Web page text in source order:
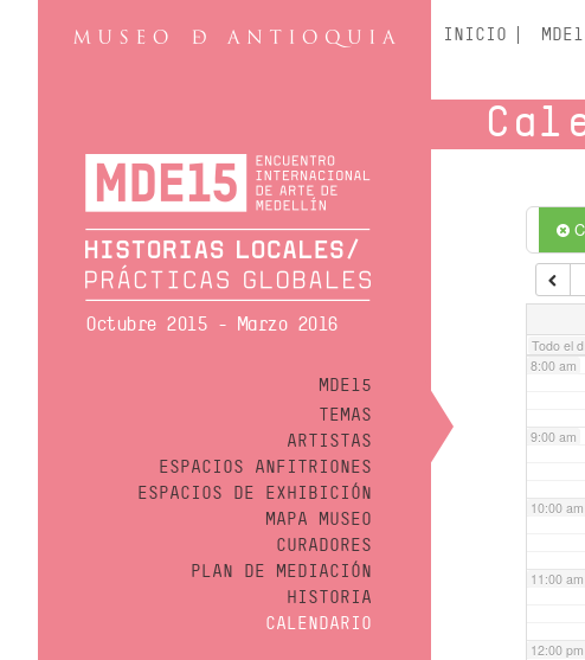
Octubre 2015 - Marzo 2016
MDE15
TEMAS
ARTISTAS
ESPACIOS ANFITRIONES
ESPACIOS DE EXHIBICIÓN
MAPA MUSEO
CURADORES
PLAN DE MEDIACIÓN
HISTORIA
CALENDARIO
INICIO
Todo el
5:00 am
6:00 am
7:00 am
8:00 am
9:00 am
10:00 am
11:00 am
12:00 pm